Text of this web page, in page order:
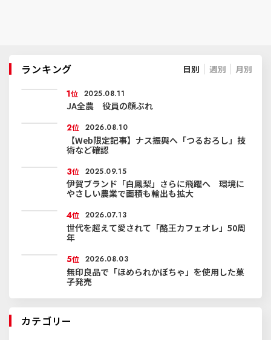
ランキング 日別 週別 月別
1位 2025.08.11
JA全農 役員の顔ぶれ
2位 2026.08.10
【Web限定記事】ナス振興へ「つるおろし」技
術など確認
3位 2025.09.15
伊賀ブランド「白鳳梨」さらに飛躍へ 環境に
やさしい農業で面積も輸出も拡大
4位 2026.07.13
世代を超えて愛されて「酪王カフェオレ」50周
年
5位 2026.08.03
無印良品で「ほめられかぼちゃ」を使用した菓
子発売
カテゴリー